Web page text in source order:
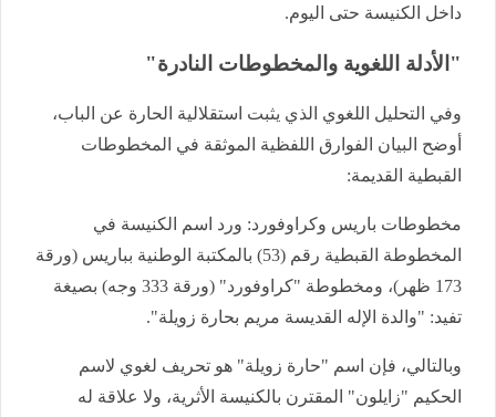
داخل الكنيسة حتى اليوم.
"الأدلة اللغوية والمخطوطات النادرة"
وفي التحليل اللغوي الذي يثبت استقلالية الحارة عن الباب،
أوضح البيان الفوارق اللفظية الموثقة في المخطوطات
القبطية القديمة:
مخطوطات باريس وكراوفورد: ورد اسم الكنيسة في
المخطوطة القبطية رقم (53) بالمكتبة الوطنية بباريس (ورقة
173 ظهر)، ومخطوطة "كراوفورد" (ورقة 333 وجه) بصيغة
تفيد: "والدة الإله القديسة مريم بحارة زويلة".
وبالتالي، فإن اسم "حارة زويلة" هو تحريف لغوي لاسم
الحكيم "زايلون" المقترن بالكنيسة الأثرية، ولا علاقة له